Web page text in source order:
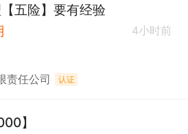
五险】要有经验
4小时前
责任公司 认证
】